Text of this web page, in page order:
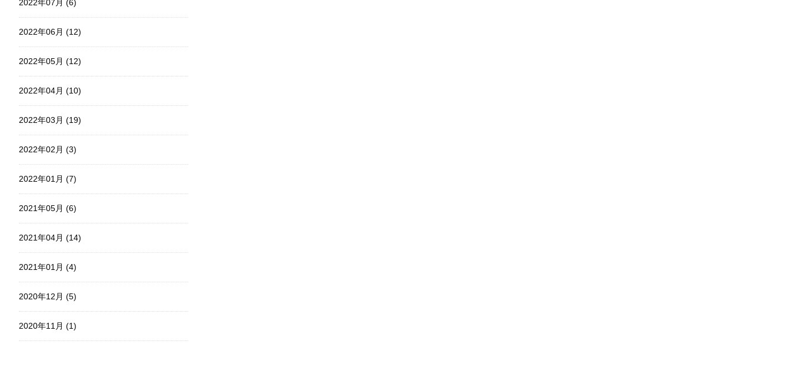
2022年07月 (6)
2022年06月 (12)
2022年05月 (12)
2022年04月 (10)
2022年03月 (19)
2022年02月 (3)
2022年01月 (7)
2021年05月 (6)
2021年04月 (14)
2021年01月 (4)
2020年12月 (5)
2020年11月 (1)